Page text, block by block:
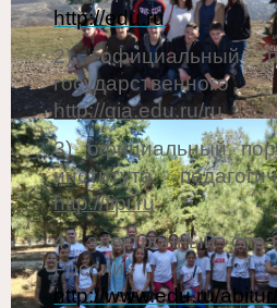
http://edu.ru
2) официальный
http://gia.edu.ru/ru
3) официальный
института
http://fipi.ru
4) электронный
России»
http://www.edu.ru/